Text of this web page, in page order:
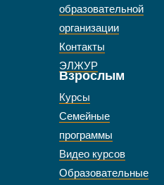
образовательной
организации
Контакты
ЭЛЖУР
Взрослым
Курсы
Семейные
программы
Видео курсов
Образовательные